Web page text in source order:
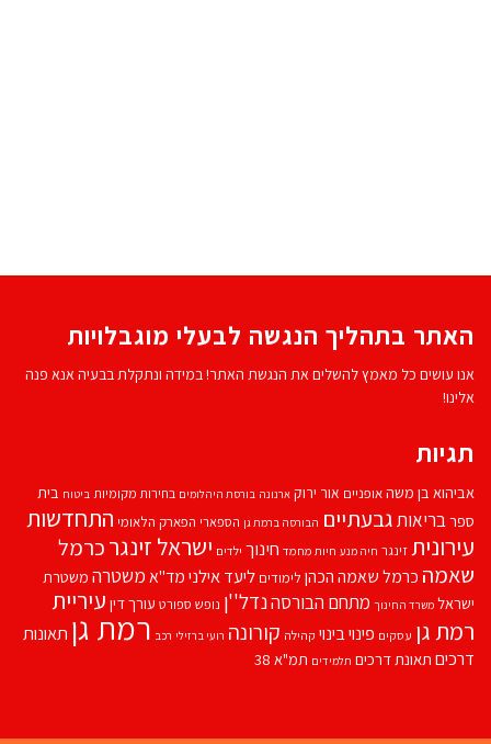
האתר בתהליך הנגשה לבעלי מוגבלויות
אנו עושים כל מאמץ להשלים את הנגשת האתר! במידה ונתקלת בבעיה אנא פנה
אלינו!
תגיות
אביהוא בן משהאופניים אור ירוק ארנונה בורסת היהלומים בחירות מקומיות ביטוח בית
ספרבריאותגבעתיים הבורסה ברמת גן הספארי הפארק הלאומי התחדשות
עירוניתזינגר חיה מנע חיות מחמד חינוך ילדים ישראל זינגרכרמל
שאמה כרמל שאמה הכהן לימודים ליעד אילנימד''אמשטרה משטרת
ישראל משרד החינוך מתחם הבורסהנדל''ן נופש ספורט עורך דין עיריית
רמת גן עסקים פינוי בינוי קהילה קורונה רועי ברזילי רכב רמת גן תאונות
דרכים תאונת דרכים תלמידים תמ"א 38